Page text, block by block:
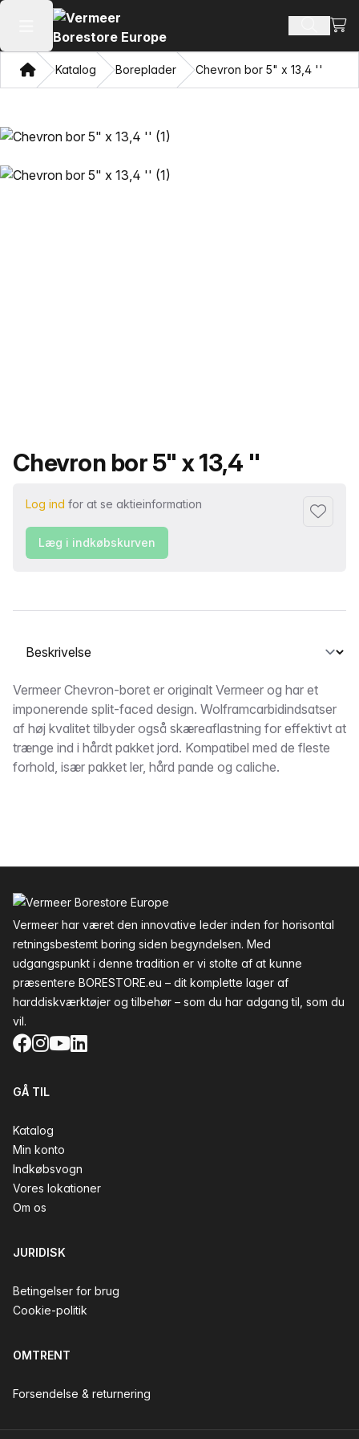
Åbn hovedmenuen SøgSe
HjemKatalog Boreplader Chevron bor 5" x 13,4 ''
Produktnavn
Chevron bor 5" x 13,4 ''
Log ind for at se aktieinformation
Føj til
Læg i indkøbskurven
Vælg en fane
Beskrivelse
Vermeer Chevron-boret er originalt Vermeer og har et
imponerende split-faced design. Wolframcarbidindsatser
af høj kvalitet tilbyder også skæreaflastning for effektivt at
trænge ind i hårdt pakket jord. Kompatibel med de fleste
forhold, især pakket ler, hård pande og caliche.
Vermeer har været den innovative leder inden for horisontal
retningsbestemt boring siden begyndelsen. Med
udgangspunkt i denne tradition er vi stolte af at kunne
præsentere BORESTORE.eu – dit komplette lager af
harddiskværktøjer og tilbehør – som du har adgang til, som du
vil.
Facebook
Instagram
YouTube
LinkedIn
GÅ TIL
Katalog
Min konto
Indkøbsvogn
Vores lokationer
Om os
JURIDISK
Betingelser for brug
Cookie-politik
OMTRENT
Forsendelse & returnering